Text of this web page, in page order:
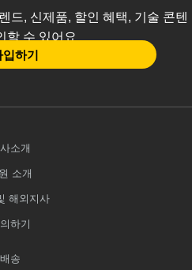
드, 신제품, 할인 혜택, 기술 콘텐
할 수 있어요
입하기
소개
소개
해외지사
하기
배송